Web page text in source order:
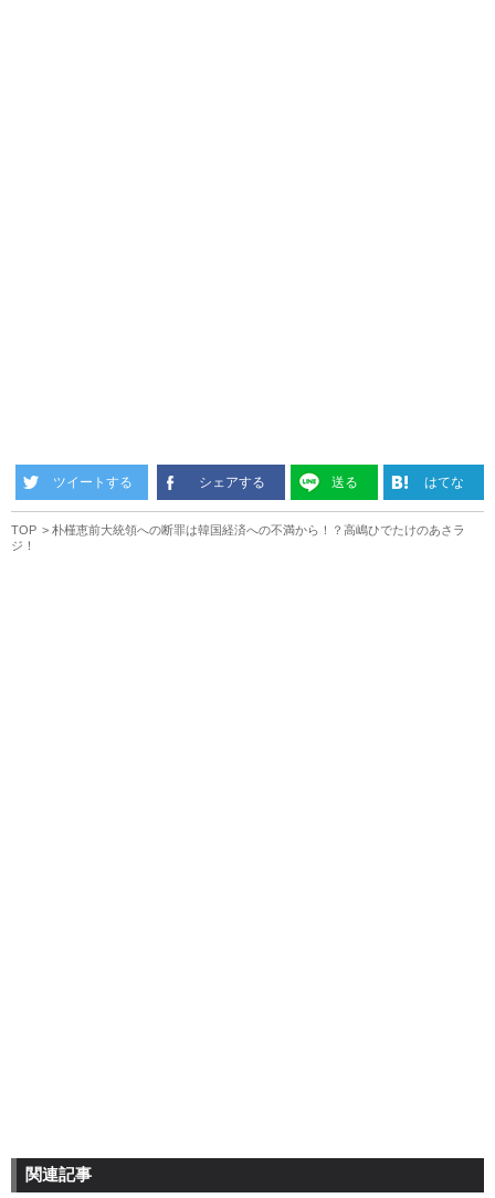
ツイートする シェアする 送る はてな
TOP
朴槿恵前大統領への断罪は韓国経済への不満から！？高嶋ひでたけのあさラ
ジ！
関連記事